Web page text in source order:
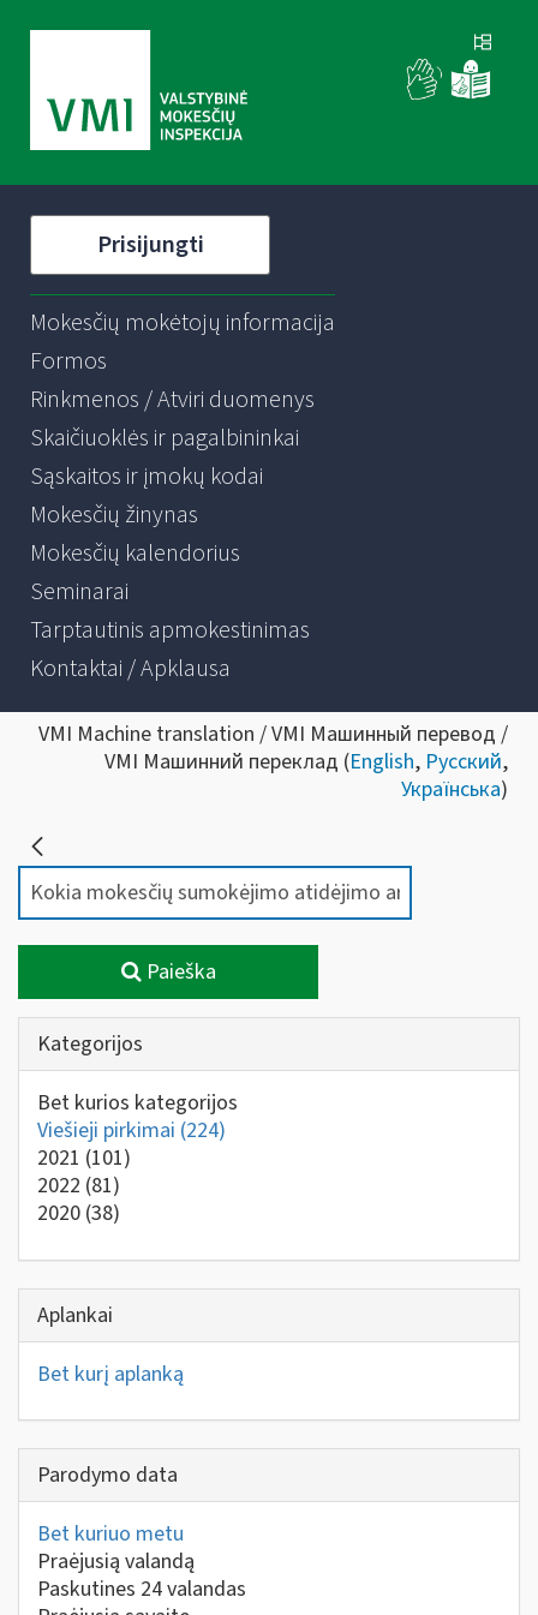
Prisijungti
Mokesčių mokėtojų informacija
Formos
Rinkmenos / Atviri duomenys
Skaičiuoklės ir pagalbininkai
Sąskaitos ir įmokų kodai
Mokesčių žinynas
Mokesčių kalendorius
Seminarai
Tarptautinis apmokestinimas
Kontaktai / Apklausa
VMI Machine translation / VMI Машинный перевод /
VMI Машинний переклад (English, Русский,
Українська)
Paieška
Kategorijos
Bet kurios kategorijos
Viešieji pirkimai (224)
2021 (101)
2022 (81)
2020 (38)
Aplankai
Bet kurį aplanką
Parodymo data
Bet kuriuo metu
Praėjusią valandą
Paskutines 24 valandas